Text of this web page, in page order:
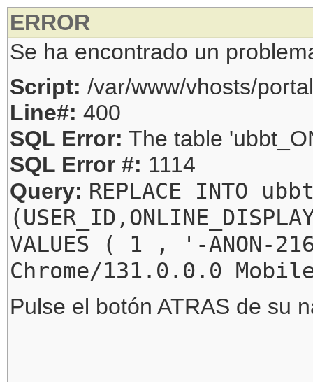
ERROR
Se ha encontrado un
Script: /var/www/vhosts/
Line#: 400
SQL Error: The table
SQL Error #: 1114
Query: REPLACE INTO
VALUES ( 1 , '-
Chrome/131.0.0.0
Pulse el botón ATRAS de su